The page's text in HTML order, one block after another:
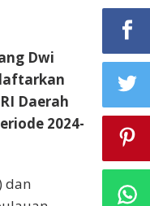
Dwi
Daerah
2024-
dan